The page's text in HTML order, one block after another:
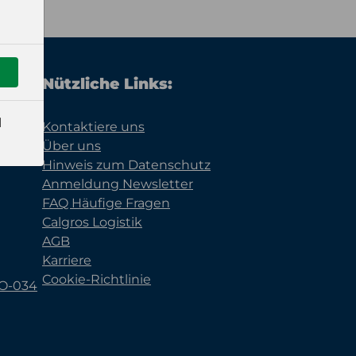
034
Nützliche Links:
Kontaktiere uns
Über uns
Hinweis zum Datenschutz
Anmeldung Newsletter
FAQ Häufige Fragen
Calgros Logistik
AGB
Karriere
Cookie-Richtlinie